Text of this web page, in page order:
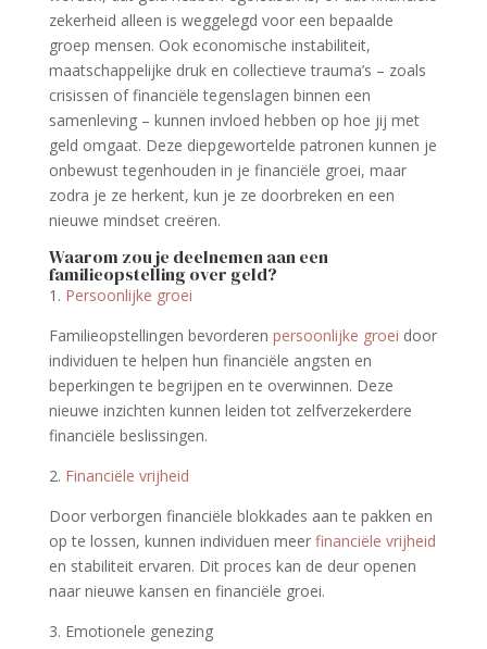
zekerheid alleen is weggelegd voor een bepaalde
groep mensen. Ook economische instabiliteit,
maatschappelijke druk en collectieve trauma’s – zoals
crisissen of financiële tegenslagen binnen een
samenleving – kunnen invloed hebben op hoe jij met
geld omgaat. Deze diepgewortelde patronen kunnen je
onbewust tegenhouden in je financiële groei, maar
zodra je ze herkent, kun je ze doorbreken en een
nieuwe mindset creëren.
Waarom zou je deelnemen aan een
familieopstelling over geld?
1. Persoonlijke groei
Familieopstellingen bevorderen persoonlijke groei door
individuen te helpen hun financiële angsten en
beperkingen te begrijpen en te overwinnen. Deze
nieuwe inzichten kunnen leiden tot zelfverzekerdere
financiële beslissingen.
2. Financiële vrijheid
Door verborgen financiële blokkades aan te pakken en
op te lossen, kunnen individuen meer financiële vrijheid
en stabiliteit ervaren. Dit proces kan de deur openen
naar nieuwe kansen en financiële groei.
3. Emotionele genezing